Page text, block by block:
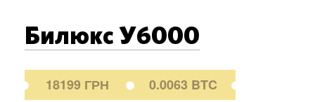
Билюкс У6000
18199 ГРН
0.0063 BTC